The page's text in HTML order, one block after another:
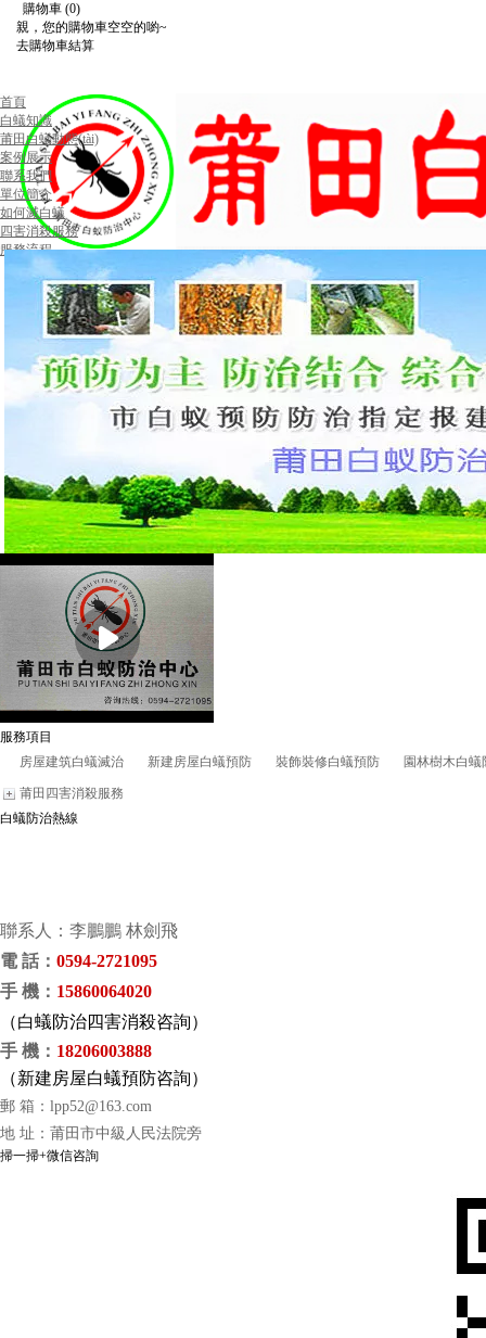
購物車 (0)
親，您的購物車空空的喲~
去購物車結算
首頁
白蟻知識
莆田白蟻動態(tài)
案例展示
聯系我們
單位簡介
如何滅白蟻
四害消殺服務
服務流程
服務項目
房屋建筑白蟻滅治
新建房屋白蟻預防 裝飾裝修白蟻預防 園林樹木白蟻
莆田四害消殺服務
白蟻防治熱線
聯系人：李鵬鵬 林劍飛
電 話 ： 0594-2721095
手 機 ： 15860064020
（白蟻防治四害消殺咨詢）
手 機 ： 18206003888
（新建房屋白蟻預防咨詢）
郵 箱： lpp52@163.com
地 址：莆田市中級人民法院旁
掃一掃+微信咨詢